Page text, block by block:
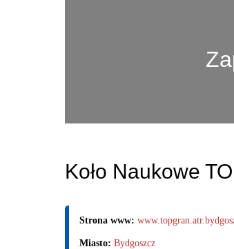
Koło Naukowe
Strona www:
Miasto: Bydgoszcz